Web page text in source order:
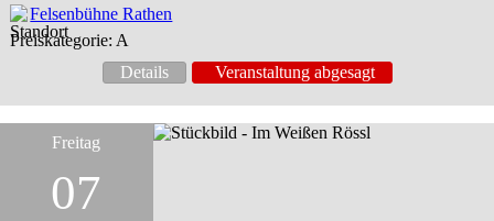
Felsenbühne Rathen
Preiskategorie: A
Details
Veranstaltung abgesagt
Freitag
07